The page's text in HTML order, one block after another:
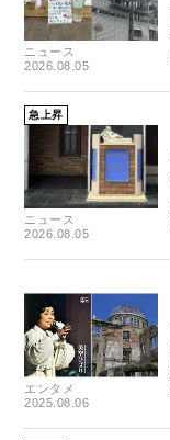
ニュース
2026.08.05
急上昇
ニュース
2026.08.05
エンタメ
2025.08.06